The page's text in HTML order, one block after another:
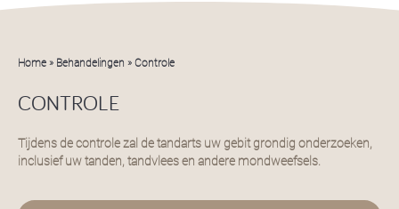
Home » Behandelingen » Controle
CONTROLE
Tijdens de controle zal de tandarts uw gebit grondig onderzoeken,
inclusief uw tanden, tandvlees en andere mondweefsels.